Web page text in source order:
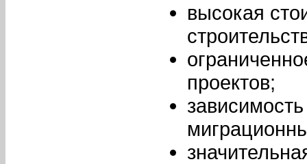
высокая
проектов;